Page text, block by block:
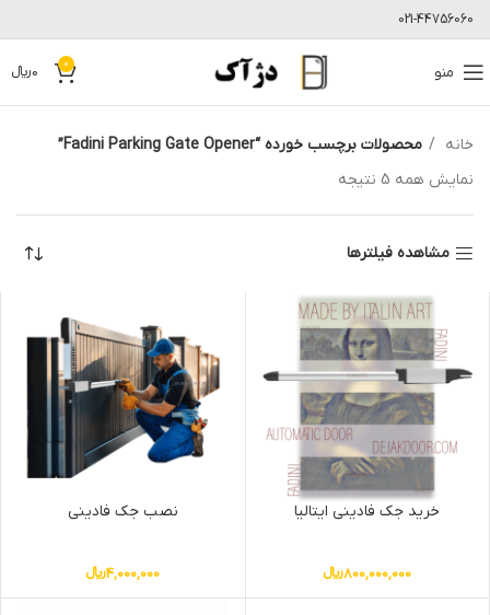
021-44756060
منو 0
0﷼
خانه
محصولات برچسب خورده “Fadini Parking Gate Opener”
نمایش همه 5 نتیجه
مشاهده فیلترها
خرید جک فادینی ایتالیا
800,000,000﷼
نصب جک فادینی
4,000,000﷼